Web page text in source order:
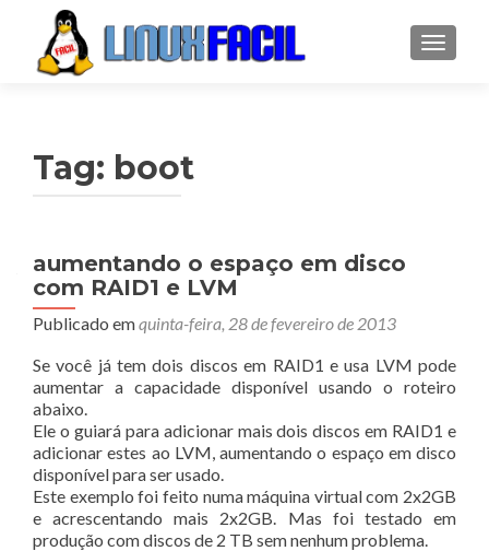
Tag: boot
aumentando o espaço em disco
com RAID1 e LVM
Publicado emquinta-feira, 28 de fevereiro de 2013
Se você já tem dois discos em RAID1 e usa LVM pode
aumentar a capacidade disponível usando o roteiro
abaixo.
Ele o guiará para adicionar mais dois discos em RAID1 e
adicionar estes ao LVM, aumentando o espaço em disco
disponível para ser usado.
Este exemplo foi feito numa máquina virtual com 2x2GB
e acrescentando mais 2x2GB. Mas foi testado em
produção com discos de 2 TB sem nenhum problema.